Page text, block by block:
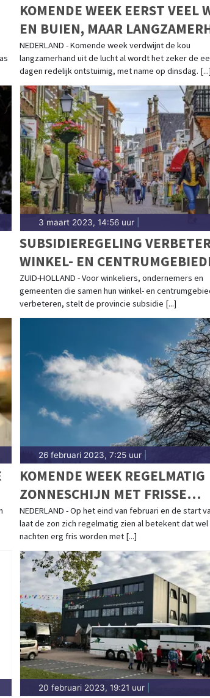
KOMENDE WEEK EERST VEEL
EN BUIEN, MAAR
TEMPERATUURSTIJGING
NEDERLAND - Komende week verdwijnt de kou
langzamerhand uit de lucht al wordt het zeker de
dagen redelijk ontstuimig, met name op dinsdag. [...]
3 maart 2023, 14:56 uur|
SUBSIDIEREGELING
WINKEL- EN
ZUID-HOLLAND OPENGESTELD
ZUID-HOLLAND - Voor winkeliers, ondernemers en
gemeenten die samen hun winkel- en
verbeteren, stelt de provincie subsidie [...]
26 februari 2023, 7:25 uur|
KOMENDE WEEK REGELMATIG
ZONNESCHIJN MET FRISSE
NACHTEN
NEDERLAND - Op het eind van februari en de start
laat de zon zich regelmatig zien al betekent dat wel
nachten erg fris worden met [...]
20 februari 2023, 19:21 uur|